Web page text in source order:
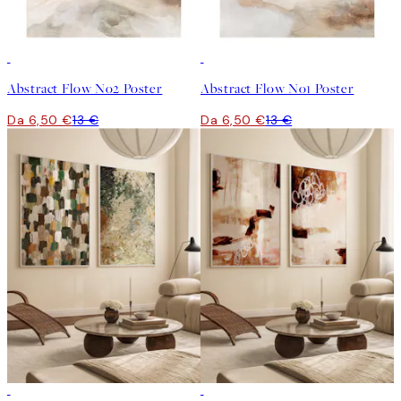
Abstract Flow No2 Poster
Da 6,50 €13 €
Abstract Flow No1 Poster
Da 6,50 €13 €